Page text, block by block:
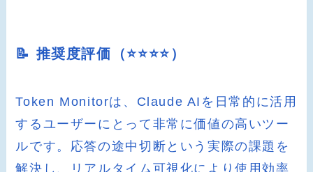
📝 推奨度評価（⭐️⭐️⭐️⭐️）
Token Monitorは、Claude AIを日常的に活用
するユーザーにとって非常に価値の高いツー
ルです。応答の途中切断という実際の課題を
解決し、リアルタイム可視化により使用効率